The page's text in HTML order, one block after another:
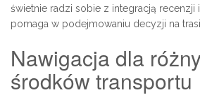
świetnie radzi sobie z integracją
pomaga w podejmowaniu decyzji na
Nawigacja dla
środków transportu